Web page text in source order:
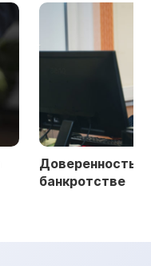
Доверенность
банкротстве